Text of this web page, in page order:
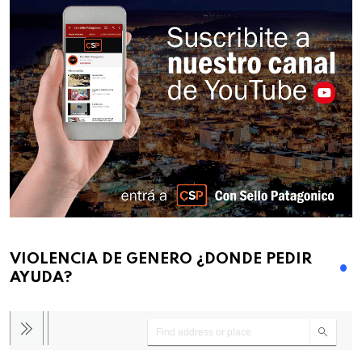
VIOLENCIA DE GENERO ¿DONDE PEDIR
AYUDA?